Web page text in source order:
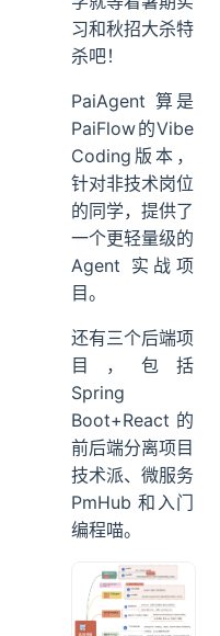
景落地业务，拥
有这俩项目的同
学就等着暑期实
习和秋招大杀特
杀吧！
PaiAgent 算是
PaiFlow的Vibe
Coding版本，
针对非技术岗位
的同学，提供了
一个更轻量级的
Agent 实战项
目。
还有三个后端项
目，包括
Spring
Boot+React 的
前后端分离项目
技术派、微服务
PmHub 和入门
编程喵。